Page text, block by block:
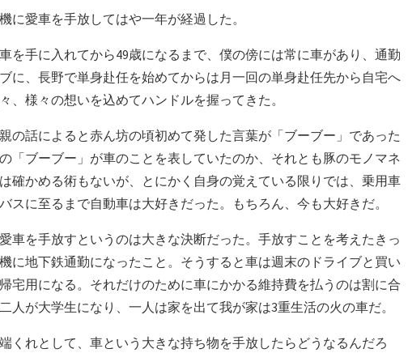
に愛車を手放してはや一年が経過した。
を手に入れてから49歳になるまで、僕の傍には常に車があり、通勤
に、長野で単身赴任を始めてからは月一回の単身赴任先から自宅へ
、様々の想いを込めてハンドルを握ってきた。
の話によると赤ん坊の頃初めて発した言葉が「ブーブー」であった
「ブーブー」が車のことを表していたのか、それとも豚のモノマネ
確かめる術もないが、とにかく自身の覚えている限りでは、乗用車
スに至るまで自動車は大好きだった。もちろん、今も大好きだ。
車を手放すというのは大きな決断だった。手放すことを考えたきっ
に地下鉄通勤になったこと。そうすると車は週末のドライブと買い
宅用になる。それだけのために車にかかる維持費を払うのは割に合
人が大学生になり、一人は家を出て我が家は3重生活の火の車だ。
くれとして、車という大きな持ち物を手放したらどうなるんだろ